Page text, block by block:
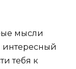
мысли
интересный
тебя к